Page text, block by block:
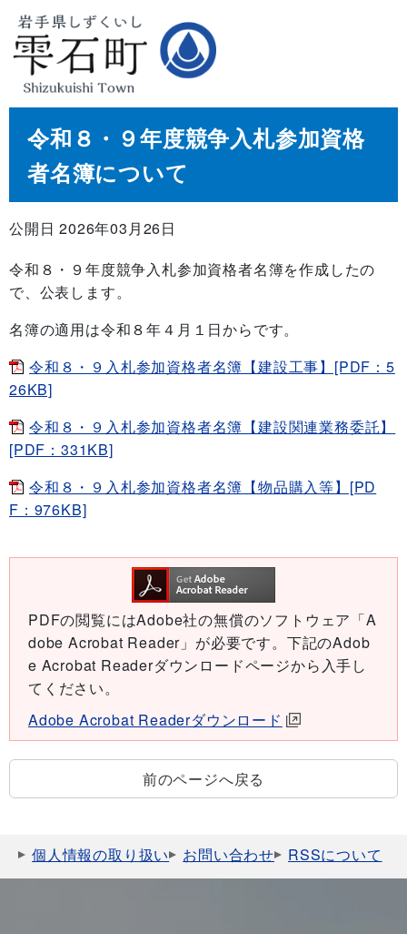
令和８・９年度競争入札参加資格
者名簿について
公開日 2026年03月26日
令和８・９年度競争入札参加資格者名簿を作成したの
で、公表します。
名簿の適用は令和８年４月１日からです。
令和８・９入札参加資格者名簿【建設工事】[PDF：5
26KB]
令和８・９入札参加資格者名簿【建設関連業務委託】
[PDF：331KB]
令和８・９入札参加資格者名簿【物品購入等】[PD
F：976KB]
PDFの閲覧にはAdobe社の無償のソフトウェア「A
dobe Acrobat Reader」が必要です。下記のAdob
e Acrobat Readerダウンロードページから入手し
てください。
Adobe Acrobat Readerダウンロード
前のページへ戻る
個人情報の取り扱い お問い合わせ RSSについて